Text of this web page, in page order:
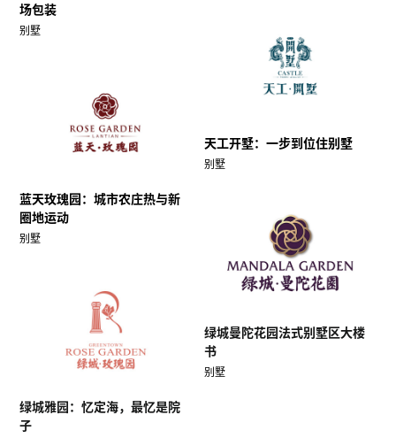
场包装
别墅
天工开墅：一步到位住别墅
别墅
蓝天玫瑰园：城市农庄热与新
圈地运动
别墅
绿城曼陀花园法式别墅区大楼
书
别墅
绿城雅园：忆定海，最忆是院
子